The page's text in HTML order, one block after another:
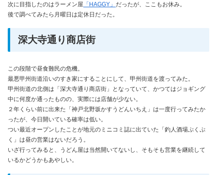
次に目指したのはラーメン屋 「HAGGY」 だったが、ここもお休み。
後で調べてみたら月曜日は定休日だった。
深大寺通り商店街
この段階で昼食難民の危機。
最悪甲州街道沿いのすき家にすることにして、甲州街道を渡ってみた。
甲州街道の北側は「深大寺通り商店街」となっていて、かつてはジョギング
中に何度か通ったものの、実際には店舗が少ない。
２年くらい前に出来た「神戸北野坂かすうどんいちえ」は一度行ってみたか
ったが、今日開いている確率は低い。
つい最近オープンしたことが地元のミニコミ誌に出ていた「釣人酒場ぷくぷ
く」は昼の営業はないだろう。
いざ行ってみると、うどん屋は当然開いてないし、そもそも営業を継続して
いるかどうかもあやしい。